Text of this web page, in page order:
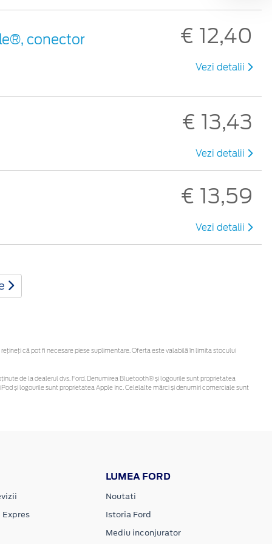
conector
€ 12,40
Vezi detalii
€ 13,43
Vezi detalii
€ 13,59
Vezi detalii
că pot fi necesare piese suplimentare. Oferta este valabilă în limita stocului
de la dealerul dvs. Ford. Denumirea Bluetooth® și logourile sunt proprietatea
și logourile sunt proprietatea Apple Inc. Celelalte mărci și denumiri comerciale sunt
Expres
LUMEA FORD
Noutati
Istoria Ford
Mediu inconjurator